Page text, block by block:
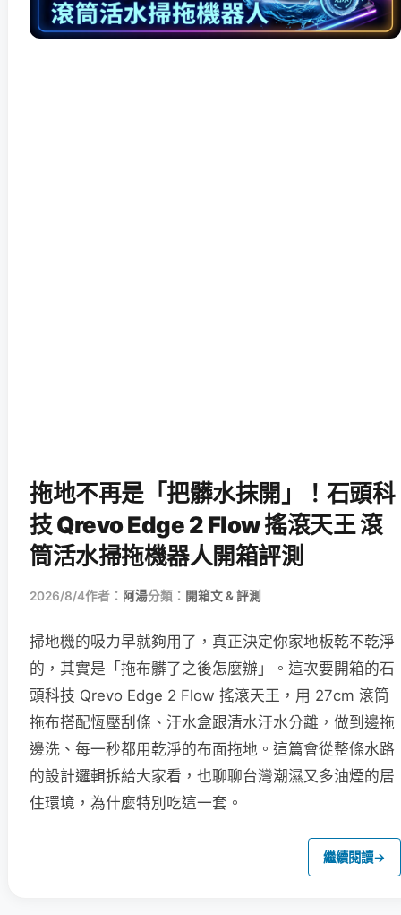
拖地不再是「把髒水抹開」！石頭科
技 Qrevo Edge 2 Flow 搖滾天王 滾
筒活水掃拖機器人開箱評測
2026/8/4作者： 阿湯分類： 開箱文 & 評測
掃地機的吸力早就夠用了，真正決定你家地板乾不乾淨
的，其實是「拖布髒了之後怎麼辦」。這次要開箱的石
頭科技 Qrevo Edge 2 Flow 搖滾天王，用 27cm 滾筒
拖布搭配恆壓刮條、汙水盒跟清水汙水分離，做到邊拖
邊洗、每一秒都用乾淨的布面拖地。這篇會從整條水路
的設計邏輯拆給大家看，也聊聊台灣潮濕又多油煙的居
住環境，為什麼特別吃這一套。
繼續閱讀→